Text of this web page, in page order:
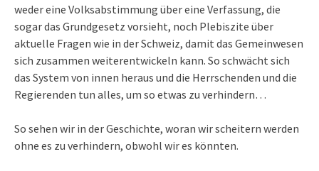
weder eine Volksabstimmung über eine Verfassung, die
sogar das Grundgesetz vorsieht, noch Plebiszite über
aktuelle Fragen wie in der Schweiz, damit das Gemeinwesen
sich zusammen weiterentwickeln kann. So schwächt sich
das System von innen heraus und die Herrschenden und die
Regierenden tun alles, um so etwas zu verhindern…
So sehen wir in der Geschichte, woran wir scheitern werden
ohne es zu verhindern, obwohl wir es könnten.